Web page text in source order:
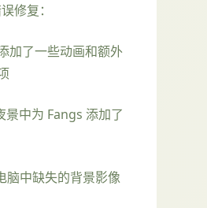
修复：
加了一些动画和额外
景中为 Fangs 添加了
脑中缺失的背景影像